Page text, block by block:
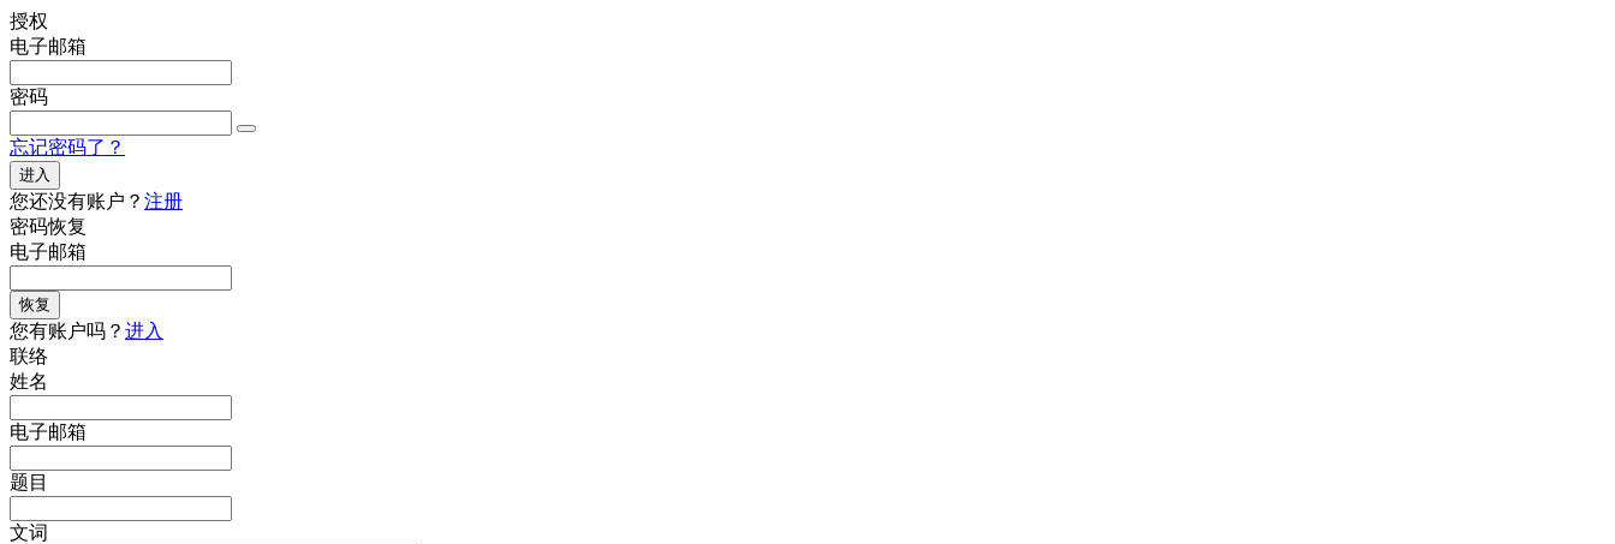
授权
电子邮箱
密码
忘记密码了？
进入
您还没有账户？ 注册
密码恢复
电子邮箱
恢复
您有账户吗？ 进入
联络
姓名
电子邮箱
题目
文词